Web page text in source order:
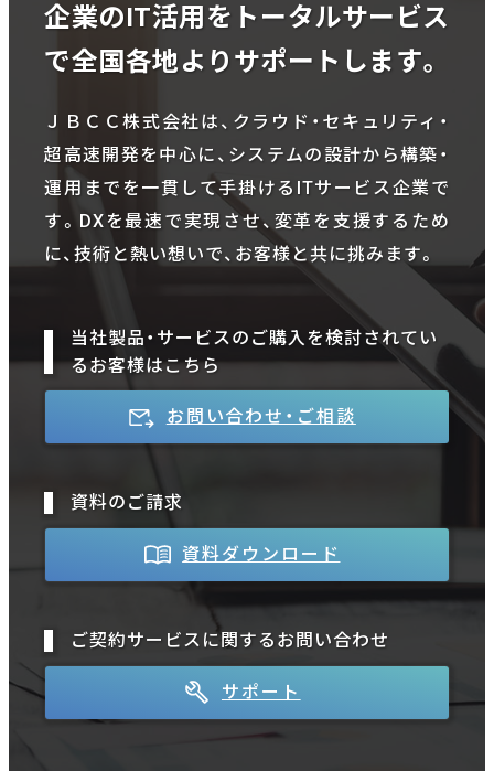
企業のIT活用をトータルサービス
で全国各地よりサポートします。
ＪＢＣＣ株式会社は、クラウド・セキュリティ・
超高速開発を中心に、システムの設計から構築・
運用までを一貫して手掛けるITサービス企業で
す。DXを最速で実現させ、変革を支援するため
に、技術と熱い想いで、お客様と共に挑みます。
当社製品・サービスのご購入を検討されてい
るお客様はこちら
お問い合わせ・ご相談
資料のご請求
資料ダウンロード
ご契約サービスに関するお問い合わせ
サポート